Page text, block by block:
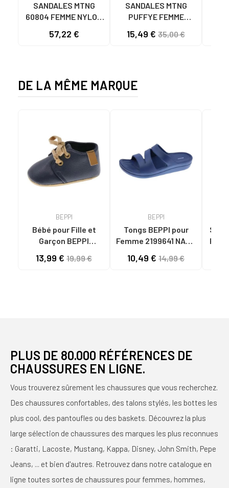
SANDALES MTNG
60804 FEMME NYLON
TAUPE C59615 - -
57,22 €
SANDALES MTNG
PUFFYE FEMME
C60056 C60056 -
15,49 € 35,00 €
DE LA MÊME MARQUE
BEPPI
Bébé pour Fille et
Garçon BEPPI
13,99 € 19,99 €
BEPPI
Tongs BEPPI pour
Femme 2199641 NAVY
10,49 € 14,99 €
PLUS DE 80.000 RÉFÉRENCES DE
CHAUSSURES EN LIGNE.
Vous trouverez sûrement les chaussures que vous recherchez.
Des chaussures confortables, des talons stylés, les bottes les
plus cool, des pantoufles ou des baskets. Découvrez la plus
large sélection de chaussures des marques les plus reconnues
: Garatti, Lacoste, Mustang, Kappa, Disney, John Smith, Pepe
Jeans, ... et bien d'autres. Retrouvez dans notre catalogue en
ligne toutes sortes de chaussures pour femmes, hommes,